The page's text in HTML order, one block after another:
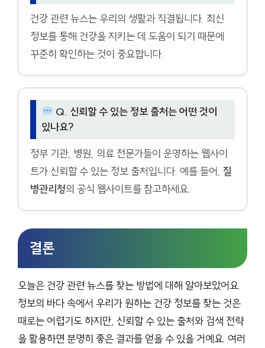
건강 관련 뉴스는 우리의 생활과 직결됩니다. 최신
정보를 통해 건강을 지키는 데 도움이 되기 때문에
꾸준히 확인하는 것이 중요합니다.
Q. 신뢰할 수 있는 정보 출처는 어떤 것이
있나요?
정부 기관, 병원, 의료 전문가들이 운영하는 웹사이
트가 신뢰할 수 있는 정보 출처입니다. 예를 들어, 질
병관리청의 공식 웹사이트를 참고하세요.
결론
오늘은 건강 관련 뉴스를 찾는 방법에 대해 알아보았어요.
정보의 바다 속에서 우리가 원하는 건강 정보를 찾는 것은
때로는 어렵기도 하지만, 신뢰할 수 있는 출처와 검색 전략
을 활용하면 분명히 좋은 결과를 얻을 수 있을 거예요. 여러